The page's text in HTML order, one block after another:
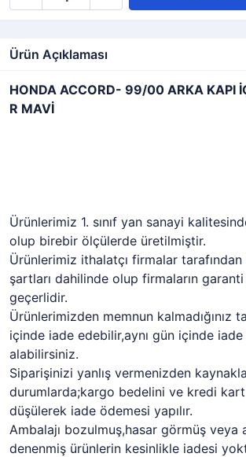
Ürün Açıklaması
HONDA ACCORD- 99/00 ARKA KAPI
R MAVİ
Ürünlerimiz 1. sınıf yan sanayi
olup birebir ölçülerde üretilmiştir.
Ürünlerimiz ithalatçı firmalar
şartları dahilinde olup firmaların garanti
geçerlidir.
Ürünlerimizden memnun kalmadığınız
içinde iade edebilir,aynı gün içinde
alabilirsiniz.
Siparişinizi yanlış vermenizden
durumlarda;kargo bedelini ve kredi
düşülerek iade ödemesi yapılır.
Ambalajı bozulmuş,hasar görmüş veya
denenmiş ürünlerin kesinlikle iadesi